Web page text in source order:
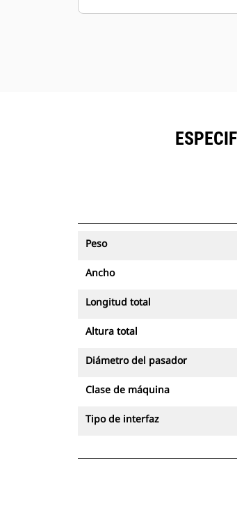
Peso
Ancho
Longitud total
Altura total
Diámetro del pasador
Clase de máquina
Tipo de interfaz